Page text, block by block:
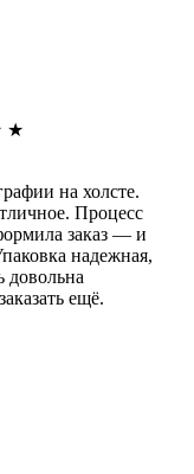
★
на холсте.
Процесс
заказ — и
надежная,
довольна
ещё.